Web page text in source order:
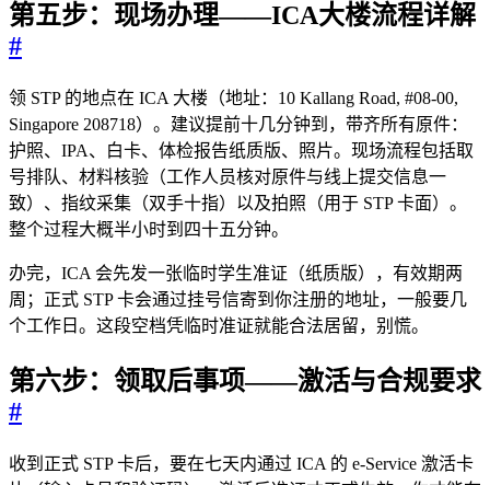
第五步：现场办理——ICA大楼流程详解
#
领 STP 的地点在 ICA 大楼（地址：10 Kallang Road, #08-00,
Singapore 208718）。建议提前十几分钟到，带齐所有原件：
护照、IPA、白卡、体检报告纸质版、照片。现场流程包括取
号排队、材料核验（工作人员核对原件与线上提交信息一
致）、指纹采集（双手十指）以及拍照（用于 STP 卡面）。
整个过程大概半小时到四十五分钟。
办完，ICA 会先发一张临时学生准证（纸质版），有效期两
周；正式 STP 卡会通过挂号信寄到你注册的地址，一般要几
个工作日。这段空档凭临时准证就能合法居留，别慌。
第六步：领取后事项——激活与合规要求
#
收到正式 STP 卡后，要在七天内通过 ICA 的 e-Service 激活卡